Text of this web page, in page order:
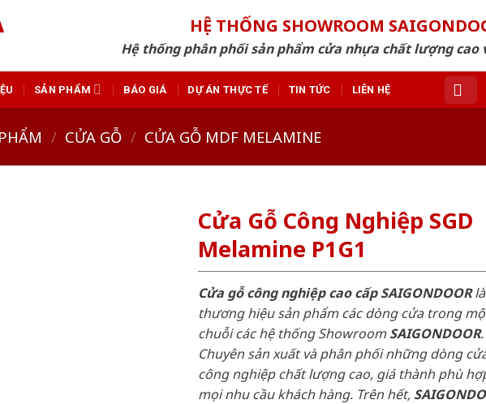
HỆ THỐNG SHOWROOM
Hệ thống phân phối sản phẩm cửa nhựa chất lượng cao
SẢN PHẨM BÁO GIÁ DỰ ÁN THỰC TẾ TIN TỨC LIÊN HỆ
/ CỬA GỖ / CỬA GỖ MDF MELAMINE
Cửa Gỗ Công Nghiệp SGD
Melamine P1G1
Cửa gỗ công nghiệp cao cấp SAIGONDOORlà
thương hiệu sản phẩm các dòng cửa trong
chuỗi các hệ thống ShowroomSAIGONDOOR.
Chuyên sản xuất và phân phối những dòng
công nghiệp chất lượng cao, giá thành phù
mọi nhu cầu khách hàng. Trên hết,